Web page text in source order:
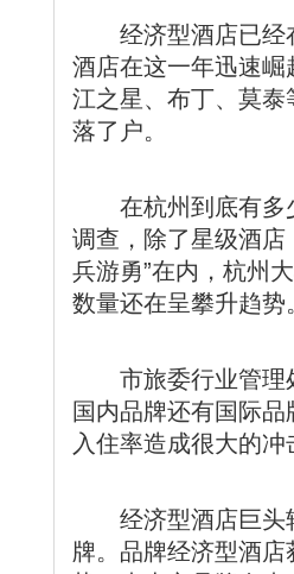
经济型酒店已经在
酒店在这一年迅速
江之星、布丁、莫
落了户。
在杭州到底有多少
调查，除了星级酒店
兵游勇”在内，杭州
数量还在呈攀升趋势
市旅委行业管理处
国内品牌还有国际
入住率造成很大的冲
经济型酒店巨头轮
牌。品牌经济型酒